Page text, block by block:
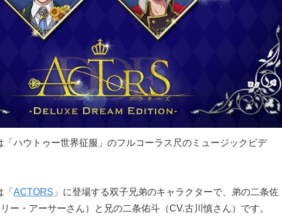
「ハウトゥー世界征服」のフルコーラス尺のミュージックビデ
ACTORS 」に登場する双子兄弟のキャラクターで、弟の二条佐
ー・アーサーさん）と兄の二条佑斗（CV.古川慎さん）です。